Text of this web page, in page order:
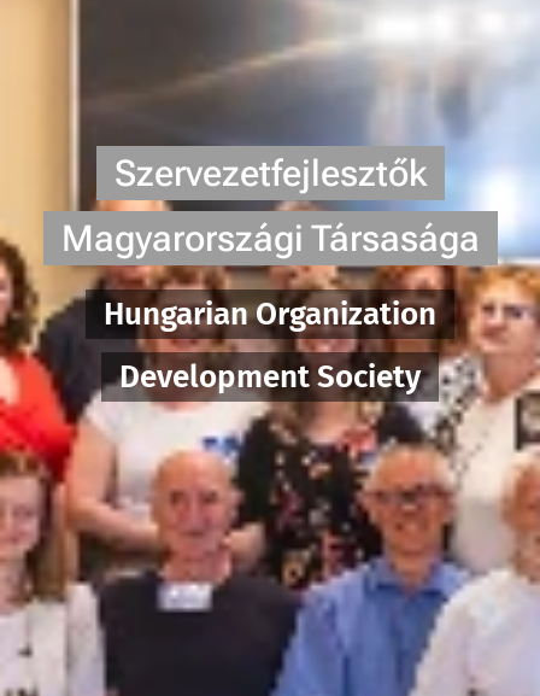
Szervezetfejlesztők
Magyarországi Társasága
Hungarian Organization
Development Society